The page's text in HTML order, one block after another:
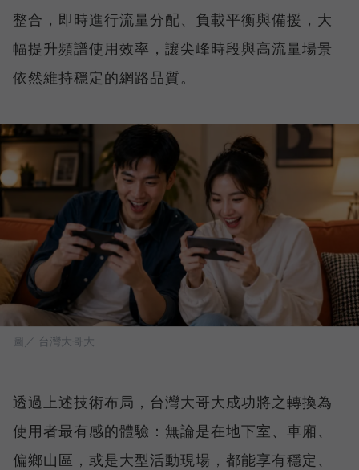
整合，即時進行流量分配、負載平衡與備援，大
幅提升頻譜使用效率，讓尖峰時段與高流量場景
依然維持穩定的網路品質。
圖／ 台灣大哥大
透過上述技術布局，台灣大哥大成功將之轉換為
使用者最有感的體驗：無論是在地下室、車廂、
偏鄉山區，或是大型活動現場，都能享有穩定、